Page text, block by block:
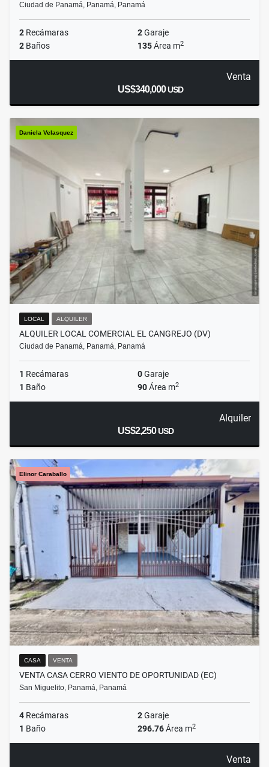
Ciudad de Panamá, Panamá, Panamá
2 Recámaras 2Garaje
2 Baños 135Área m2
Venta
US$340,000USD
Daniela Velasquez
LOCAL ALQUILER
ALQUILER LOCAL COMERCIAL EL CANGREJO (DV)
Ciudad de Panamá, Panamá, Panamá
1 Recámaras 0Garaje
1 Baño 90Área m2
Alquiler
US$2,250USD
Elinor Caraballo
CASA VENTA
VENTA CASA CERRO VIENTO DE OPORTUNIDAD (EC)
San Miguelito, Panamá, Panamá
4 Recámaras 2Garaje
1 Baño 296.76Área m2
Venta